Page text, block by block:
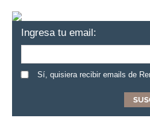
Ingresa tu email:
Sí, quisiera recibir emails de